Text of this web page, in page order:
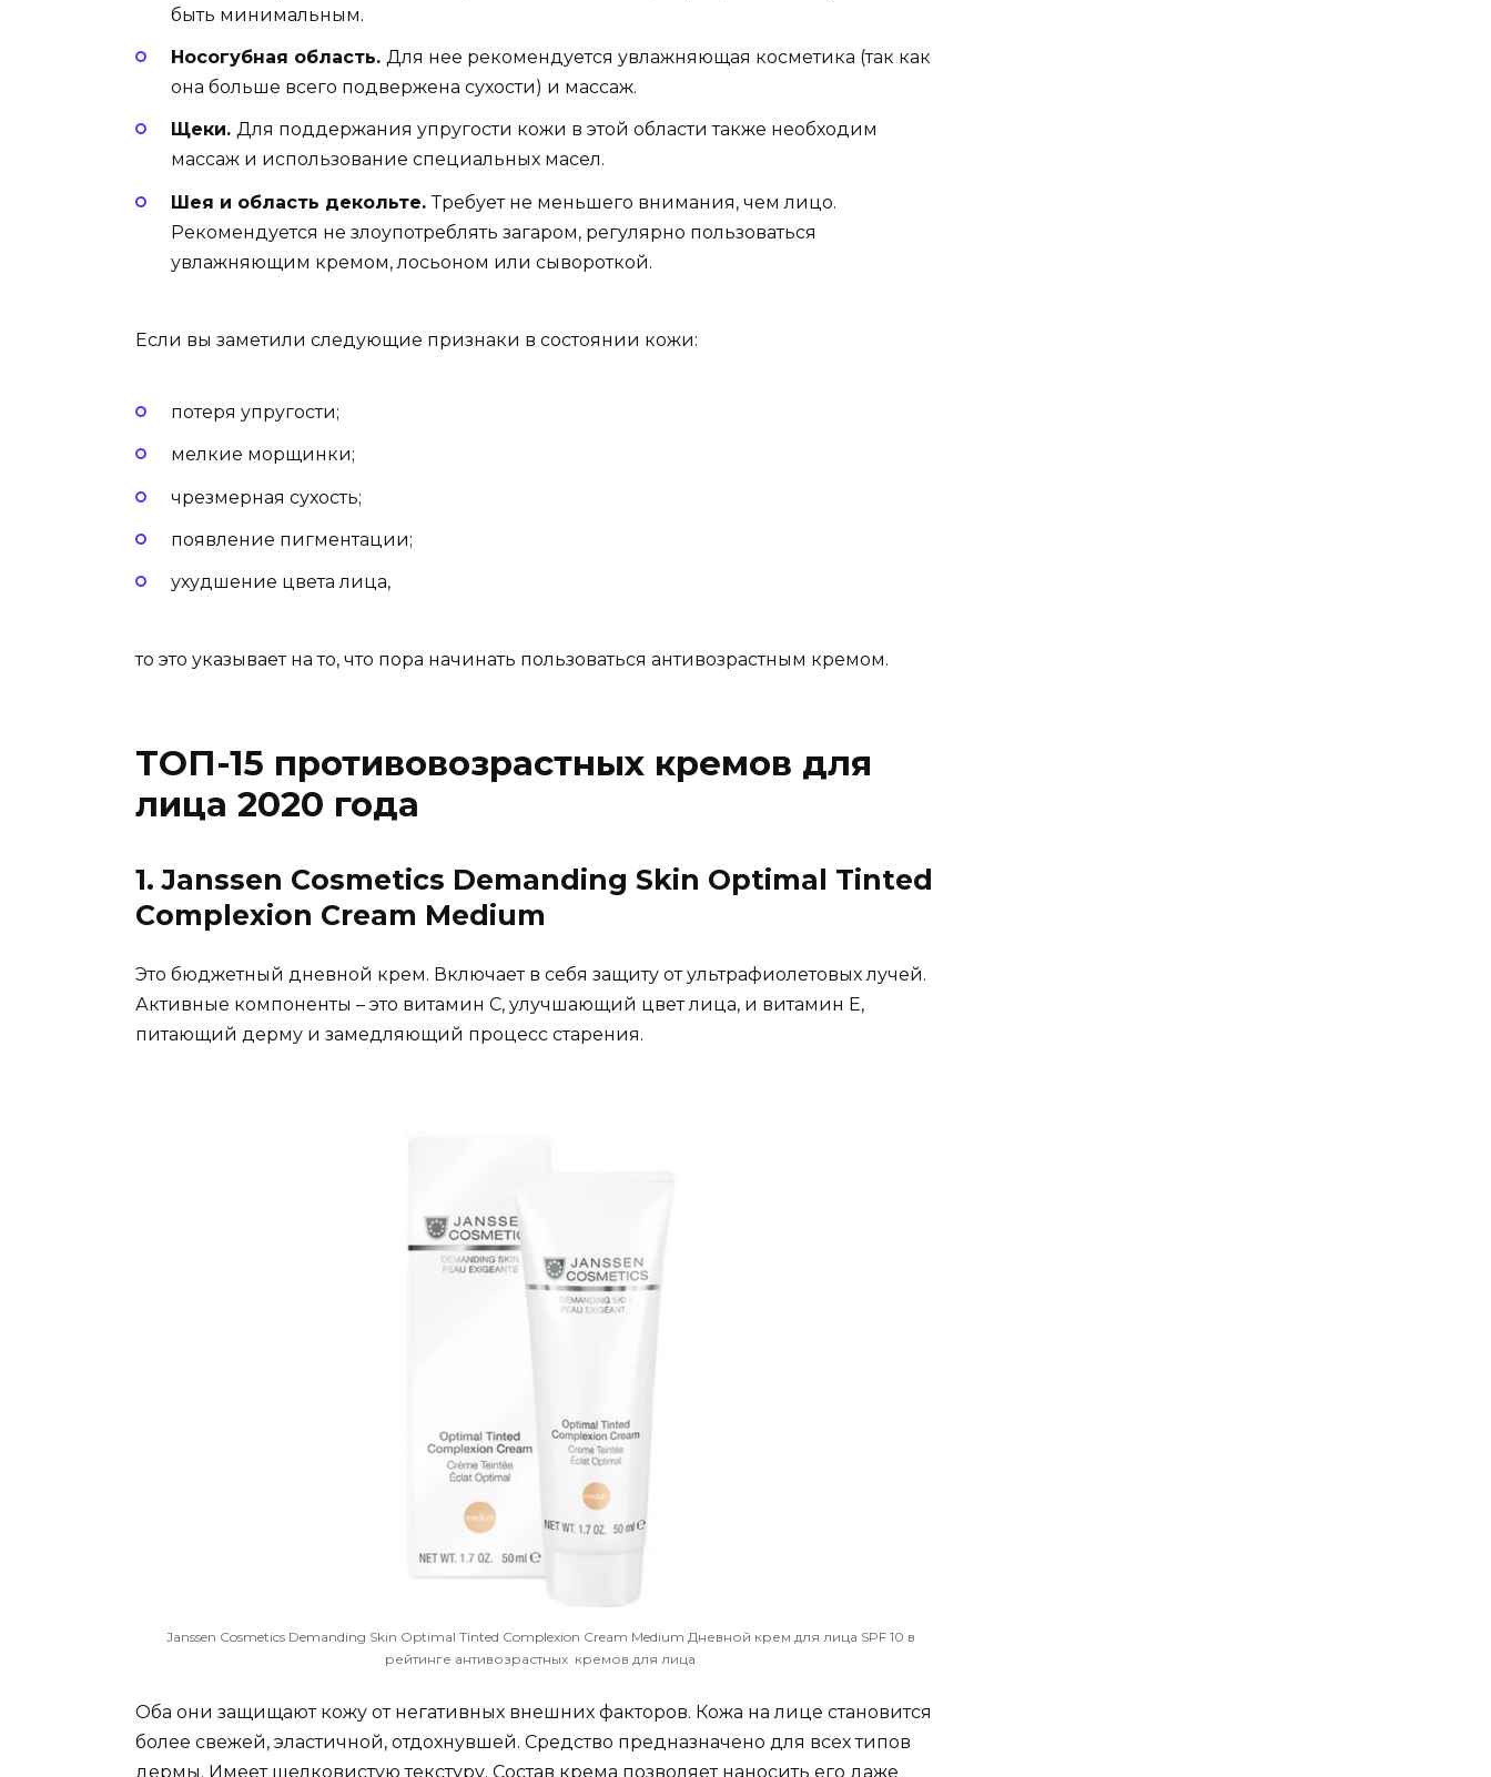
быть минимальным.
Носогубная область. Для нее рекомендуется увлажняющая косметика (так как
она больше всего подвержена сухости) и массаж.
Щеки. Для поддержания упругости кожи в этой области также необходим
массаж и использование специальных масел.
Шея и область декольте.Требует не меньшего внимания, чем лицо.
Рекомендуется не злоупотреблять загаром, регулярно пользоваться
увлажняющим кремом, лосьоном или сывороткой.
Если вы заметили следующие признаки в состоянии кожи:
потеря упругости;
мелкие морщинки;
чрезмерная сухость;
появление пигментации;
ухудшение цвета лица,
то это указывает на то, что пора начинать пользоваться антивозрастным кремом.
ТОП-15 противовозрастных кремов для
лица 2020 года
1. Janssen Cosmetics Demanding Skin Optimal Tinted
Complexion Cream Medium
Это бюджетный дневной крем. Включает в себя защиту от ультрафиолетовых лучей.
Активные компоненты – это витамин С, улучшающий цвет лица, и витамин Е,
питающий дерму и замедляющий процесс старения.
Janssen Cosmetics Demanding Skin Optimal Tinted Complexion Cream Medium Дневной крем для лица SPF 10 в
рейтинге антивозрастных кремов для лица
Оба они защищают кожу от негативных внешних факторов. Кожа на лице становится
более свежей, эластичной, отдохнувшей. Средство предназначено для всех типов
дермы. Имеет шелковистую текстуру. Состав крема позволяет наносить его даже